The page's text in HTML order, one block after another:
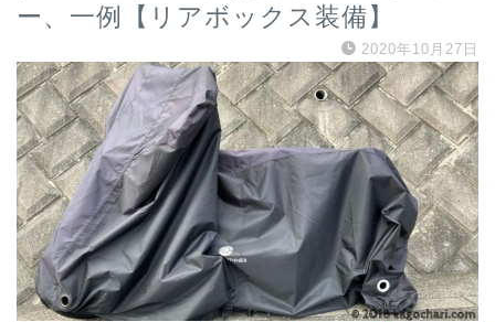
ー、一例【リアボックス装備】
2020年10月27日